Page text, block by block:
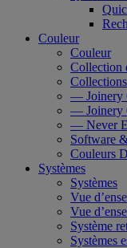
Couleur
Couleur
Collection
— Joinery
— Joinery
— Never
Software
Couleurs
Systèmes
Systèmes
Vue
Vue
Système
Systèmes